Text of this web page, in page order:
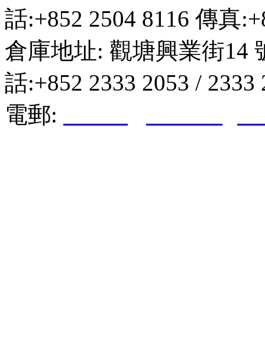
話:+852 2504 8116 傳真
倉庫地址: 觀塘興業街14
話:+852 2333 2053 /
電郵: